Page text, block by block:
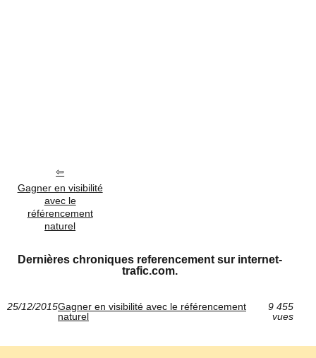
Gagner en visibilité
avec le
référencement
naturel
Dernières chroniques referencement sur internet-
trafic.com.
25/12/2015Gagner en visibilité avec le référencement
naturel
9 455
vues